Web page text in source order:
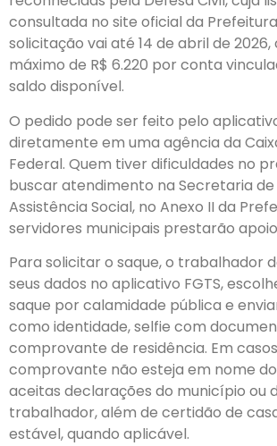
consultada no site oficial da
solicitação vai até 14 de abril de
máximo de R$ 6.220 por conta
saldo disponível.
O pedido pode ser feito pelo
diretamente em uma agência da
Federal. Quem tiver dificuldades no
buscar atendimento na Secretaria
Assistência Social, no Anexo II da
servidores municipais prestarão
Para solicitar o saque, o trabalhador
seus dados no aplicativo FGTS,
saque por calamidade pública e
como identidade, selfie com
comprovante de residência. Em
comprovante não esteja em nome
aceitas declarações do município ou
trabalhador, além de certidão de
estável, quando aplicável.